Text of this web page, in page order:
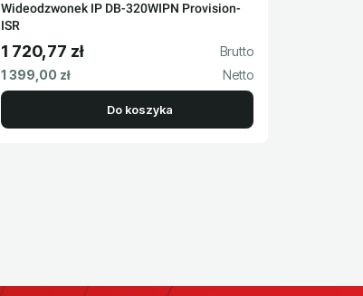
Wideodzwonek IP DB-320WIPN Provision-
ISR
Cena brutto
1 720,77 zł
Cena netto
1 399,00 zł
Do koszyka